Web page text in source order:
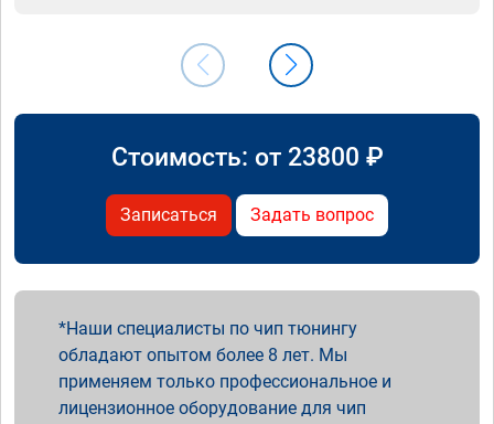
Стоимость: от 23800 ₽
Записаться Задать вопрос
Наши специалисты по чип тюнингу
обладают опытом более 8 лет. Мы
применяем только профессиональное и
лицензионное оборудование для чип